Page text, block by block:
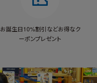
お誕生日10%割引などお得なク
ーポンプレゼント